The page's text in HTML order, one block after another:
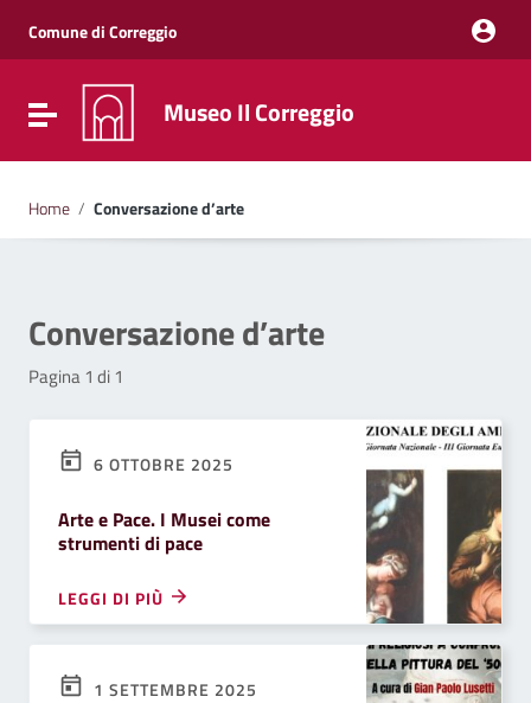
Vai al menu di navigazione
Vai al footer
Comune di Correggio
Attiva / disattiva la navigazione
Museo Il Correggio
Home / Conversazione d’arte
Conversazione d’arte
Pagina 1 di 1
6 OTTOBRE 2025
Arte e Pace. I Musei come
strumenti di pace
LEGGI DI PIÙ
1 SETTEMBRE 2025